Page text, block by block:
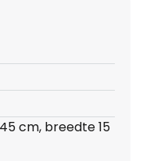
cm, breedte 15